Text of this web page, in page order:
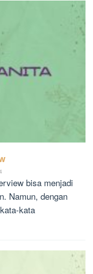
bisa menjadi
Namun, dengan
kata